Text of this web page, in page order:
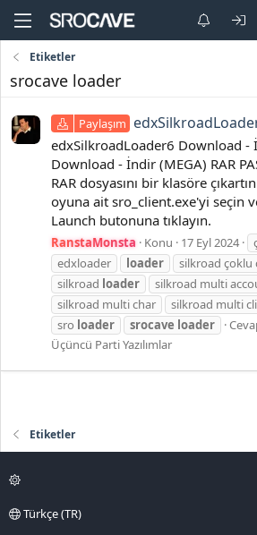
Etiketler
srocave loader
Paylaşım
edxSilkroadLoader6 Download -
Download - İndir (MEGA) RAR
RAR dosyasını bir klasöre
oyuna ait sro_client.exe'yi seçin
Launch butonuna tıklayın.
RanstaMonsta Konu 17 Eyl 2024
edxloader
loader
silkroad çoklu
silkroad loader
silkroad multi
silkroad multi char
silkroad multi
sro loader srocave loader
Üçüncü Parti Yazılımlar
Etiketler
Türkçe (TR)